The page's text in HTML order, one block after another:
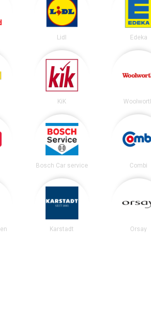
Lidl Edeka
KiK
Bosch Car service Combi
Karstadt Orsay